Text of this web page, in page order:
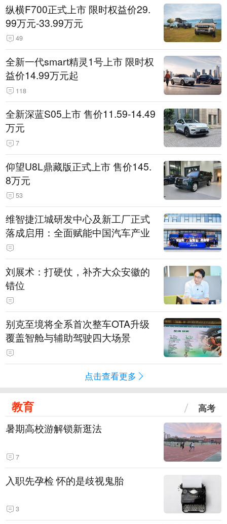
纵横F700正式上市 限时权益价29.
99万元-33.99万元
49
全新一代smart精灵1号上市 限时权
益价14.99万元起
118
全新深蓝S05上市 售价11.59-14.49
万元
7
仰望U8L鼎藏版正式上市 售价145.
8万元
53
维智捷江城研发中心及新工厂正式
落成启用：全面赋能中国汽车产业
刘展术：打硬仗，补齐大众安徽的
错位
别克至境将全系首次整车OTA升级
覆盖智舱与辅助驾驶四大场景
点击查看更多
教育 高考
暑期高校游解锁新逛法
7
入职先孕检 怀的是歧视鬼胎
3